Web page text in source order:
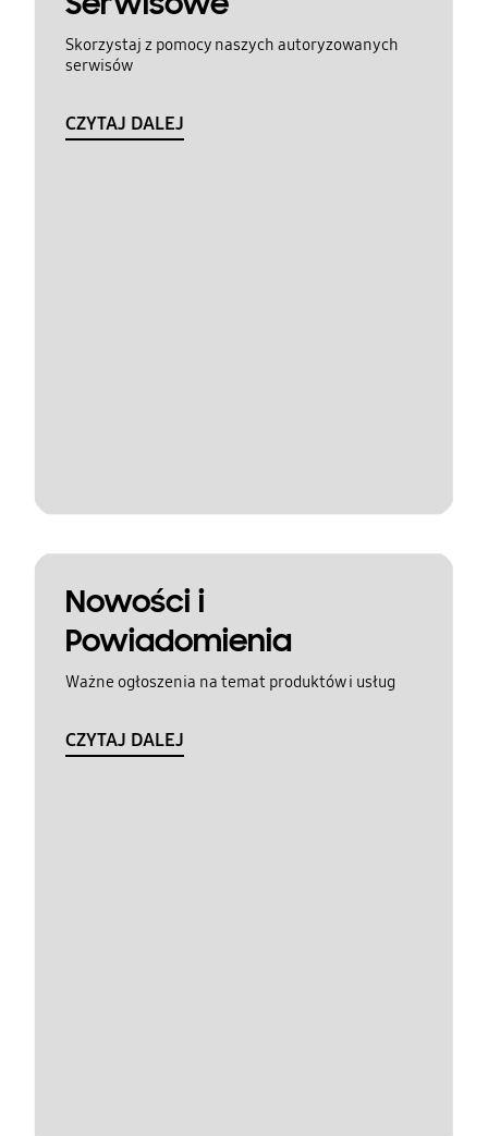
Skorzystaj z pomocy naszych autoryzowanych
serwisów
CZYTAJ DALEJ
Nowości i
Powiadomienia
Ważne ogłoszenia na temat produktów i usług
CZYTAJ DALEJ